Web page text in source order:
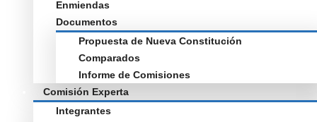
Enmiendas
Documentos
Propuesta de Nueva Constitución
Comparados
Informe de Comisiones
Comisión Experta
Integrantes